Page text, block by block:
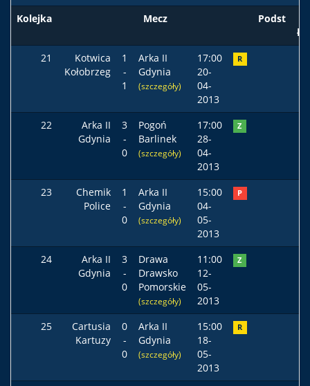
Kolejka Mecz Podst
21
Kotwica
Kołobrzeg
1
-
1
Arka II
Gdynia
(szczegóły)
17:00
20-
04-
2013
R
22
Arka II
Gdynia
3
-
0
Pogoń
Barlinek
(szczegóły)
17:00
28-
04-
2013
Z
23
Chemik
Police
1
-
0
Arka II
Gdynia
(szczegóły)
15:00
04-
05-
2013
P
24
Arka II
Gdynia
3
-
0
Drawa
Drawsko
Pomorskie
(szczegóły)
11:00
12-
05-
2013
Z
25
Cartusia
Kartuzy
0
-
0
Arka II
Gdynia
(szczegóły)
15:00
18-
05-
2013
R